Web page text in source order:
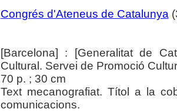
Congrés d'Ateneus de Catalunya
[Barcelona] : [Generalitat de
Cultural. Servei de Promoció
70 p. ; 30 cm
Text mecanografiat. Títol a la
comunicacions.